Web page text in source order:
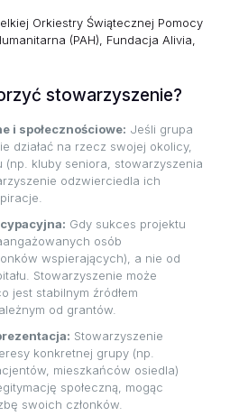
Orkiestry Świątecznej Pomocy
(PAH), Fundacja Alivia,
stowarzyszenie?
i społecznościowe: Jeśli grupa
działać na rzecz swojej okolicy,
(np. kluby seniora, stowarzyszenia
odzwierciedla ich
Gdy sukces projektu
osób
wspierających), a nie od
Stowarzyszenie może
jest stabilnym źródłem
od grantów.
Stowarzyszenie
konkretnej grupy (np.
mieszkańców osiedla)
społeczną, mogąc
swoich członków.